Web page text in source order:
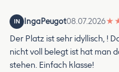
IN IngaPeugot08.07.2026★
Der Platz ist sehr idyllisch, !
nicht voll belegt ist hat man
stehen. Einfach klasse!